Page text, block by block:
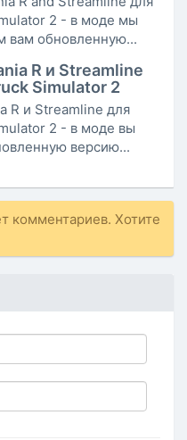
2 - в моде мы
вам обновленную...
R и Streamline
Simulator 2
R и Streamline для
2 - в моде вы
версию...
комментариев. Хотите